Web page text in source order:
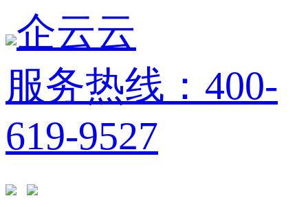
企云云
服务热线：400-
619-9527